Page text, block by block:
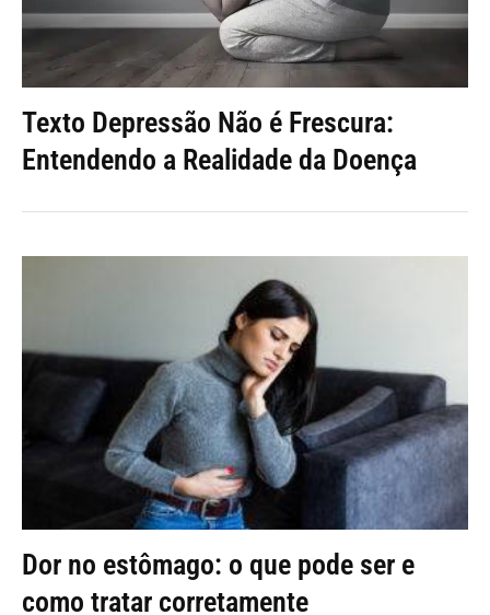
Texto Depressão Não é Frescura:
Entendendo a Realidade da Doença
Dor no estômago: o que pode ser e
como tratar corretamente